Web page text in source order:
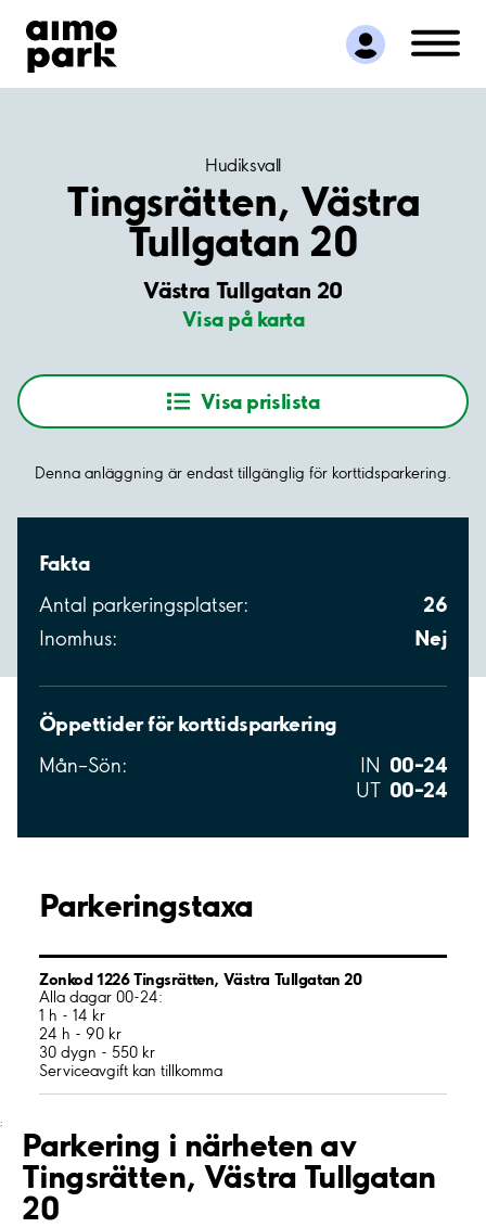
Hitta parkering
Samarbete
Kundservice
Hudiksvall
Tingsrätten, Västra
Tullgatan 20
Västra Tullgatan 20
Visa på karta
Visa prislista
Denna anläggning är endast tillgänglig för korttidsparkering.
Fakta
Antal parkeringsplatser: 26
Inomhus: Nej
Öppettider för korttidsparkering
Mån–Sön: IN 00–24
UT 00–24
Parkeringstaxa
Zonkod 1226 Tingsrätten, Västra Tullgatan 20
Alla dagar 00-24:
1 h - 14 kr
24 h - 90 kr
30 dygn - 550 kr
Serviceavgift kan tillkomma
;
Parkering i närheten av
Tingsrätten, Västra Tullgatan
20